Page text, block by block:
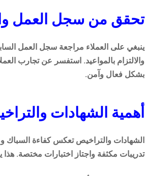
تحقق من سجل العمل
ينبغي على العملاء مراجعة سجل العمل
والالتزام بالمواعيد. استفسر عن تجارب
بشكل فعال وآمن.
أهمية الشهادات
الشهادات والتراخيص تعكس كفاءة السباك
تدريبات مكثفة واجتاز اختبارات مختصة.